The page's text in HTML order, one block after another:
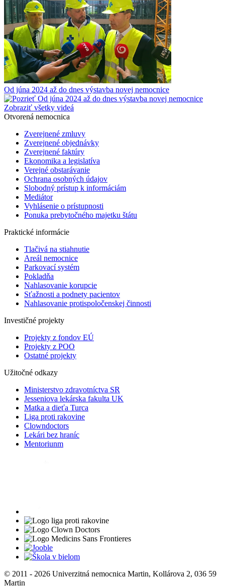
Od júna 2024 až do dnes výstavba novej nemocnice
Zobraziť všetky videá
Otvorená nemocnica
Zverejnené zmluvy
Zverejnené objednávky
Zverejnené faktúry
Ekonomika a legislatíva
Verejné obstarávanie
Ochrana osobných údajov
Slobodný prístup k informáciám
Mediátor
Vyhlásenie o prístupnosti
Ponuka prebytočného majetku štátu
Praktické informácie
Tlačivá na stiahnutie
Areál nemocnice
Parkovací systém
Pokladňa
Nahlasovanie korupcie
Sťažnosti a podnety pacientov
Nahlasovanie protispoločenskej činnosti
Investičné projekty
Projekty z fondov EÚ
Projekty z POO
Ostatné projekty
Užitočné odkazy
Ministerstvo zdravotníctva SR
Jesseniova lekárska fakulta UK
Matka a dieťa Turca
Liga proti rakovine
Clowndoctors
Lekári bez hraníc
Mentoriunm
© 2011 - 2026 Univerzitná nemocnica Martin, Kollárova 2, 036 59
Martin